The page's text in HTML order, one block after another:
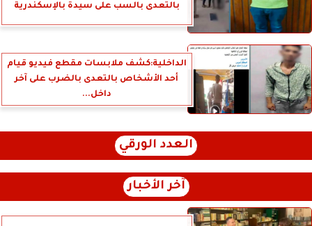
بالتعدى بالسب على سيدة بالإسكندرية
الداخلية:كشف ملابسات مقطع فيديو قيام
أحد الأشخاص بالتعدى بالضرب على آخر
داخل...
العدد الورقي
آخر الأخبار